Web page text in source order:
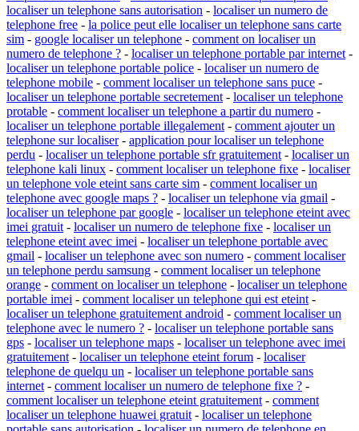
localiser un telephone sans autorisation - localiser un numero de
telephone free - la police peut elle localiser un telephone sans carte
sim - google localiser un telephone - comment on localiser un
numero de telephone ? - localiser un telephone portable par internet -
localiser un telephone portable police - localiser un numero de
telephone mobile - comment localiser un telephone sans puce -
localiser un telephone portable secretement - localiser un telephone
protable - comment localiser un telephone a partir du numero -
localiser un telephone portable illegalement - comment ajouter un
telephone sur localiser- application pour localiser un telephone
perdu - localiser un telephone portable sfr gratuitement - localiser un
telephone kali linux - comment localiser un telephone fixe - localiser
un telephone vole eteint sans carte sim - comment localiser un
telephone avec google maps ? - localiser un telephone via gmail -
localiser un telephone par google - localiser un telephone eteint avec
imei gratuit - localiser un numero de telephone fixe - localiser un
telephone eteint avec imei - localiser un telephone portable avec
gmail - localiser un telephone avec son numero - comment localiser
un telephone perdu samsung - comment localiser un telephone
orange - comment on localiser un telephone - localiser un telephone
portable imei - comment localiser un telephone qui est eteint -
localiser un telephone gratuitement android - comment localiser un
telephone avec le numero ? - localiser un telephone portable sans
gps - localiser un telephone maps - localiser un telephone avec imei
gratuitement - localiser un telephone eteint forum - localiser
telephone de quelqu un - localiser un telephone portable sans
internet - comment localiser un numero de telephone fixe ? -
comment localiser un telephone eteint gratuitement - comment
localiser un telephone huawei gratuit - localiser un telephone